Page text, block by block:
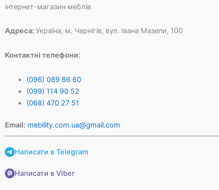
інтернет-магазин меблів
Адреса:Україна, м. Чернігів, вул. Івана Мазепи, 100
Контактні телефони:
(096) 089 86 60
(099) 114 90 52
(068) 470 27 51
Email: mebility.com.ua@gmail.com
Написати в Telegram
Написати в Viber